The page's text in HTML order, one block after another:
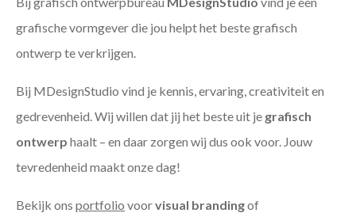
grafische vormgever die jou helpt het beste grafisch
ontwerp te verkrijgen.
Bij MDesignStudio vind je kennis, ervaring, creativiteit en
gedrevenheid. Wij willen dat jij het beste uit je grafisch
ontwerp haalt – en daar zorgen wij dus ook voor. Jouw
tevredenheid maakt onze dag!
Bekijk ons portfolio voorvisual brandingof